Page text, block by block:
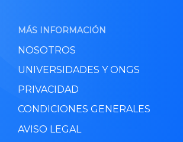
MÁS INFORMACIÓN
NOSOTROS
UNIVERSIDADES Y ONGS
PRIVACIDAD
CONDICIONES GENERALES
AVISO LEGAL